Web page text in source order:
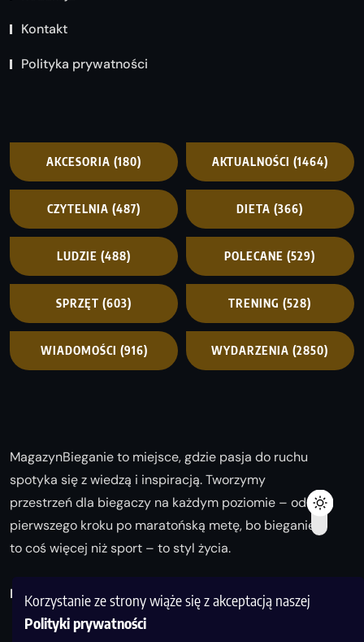
Korzystanie ze strony wiąże się z akceptacją naszej
Polityki prywatności
Kontakt
Polityka prywatności
AKCESORIA (180) AKTUALNOŚCI (1464)
CZYTELNIA (487) DIETA (366)
LUDZIE (488) POLECANE (529)
SPRZĘT (603) TRENING (528)
WIADOMOŚCI (916) WYDARZENIA (2850)
MagazynBieganie to miejsce, gdzie pasja do ruchu
spotyka się z wiedzą i inspiracją. Tworzymy
przestrzeń dla biegaczy na każdym poziomie – od
pierwszego kroku po maratońską metę, bo bieganie
to coś więcej niż sport – to styl życia.
Biegaj z nami i odkrywaj swoją najlepszą wersję!